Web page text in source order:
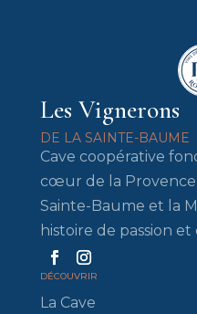
Les Vignerons
DE LA SAINTE-BAUME
Cave coopérative
cœur de la
Sainte-Baume et la
histoire de passion
DÉCOUVRIR
La Cave